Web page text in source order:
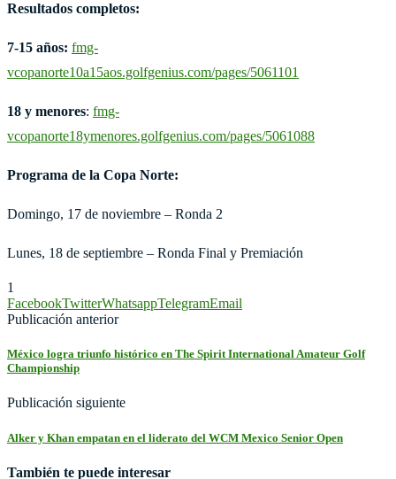
Resultados completos:
7-15 años: fmg-
vcopanorte10a15aos.golfgenius.com/pages/5061101
18 y menores: fmg-
vcopanorte18ymenores.golfgenius.com/pages/5061088
Programa de la Copa Norte:
Domingo, 17 de noviembre – Ronda 2
Lunes, 18 de septiembre – Ronda Final y Premiación
1
FacebookTwitterWhatsappTelegramEmail
Publicación anterior
México logra triunfo histórico en The Spirit International Amateur Golf
Championship
Publicación siguiente
Alker y Khan empatan en el liderato del WCM Mexico Senior Open
También te puede interesar